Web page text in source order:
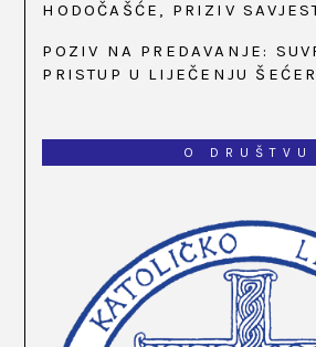
HODOČAŠĆE, PRIZIV
BISTRICI, OD 15. DO 17.
POZIV NA PREDAVANJE:
PRISTUP U LIJEČENJU
O DRUŠTVU